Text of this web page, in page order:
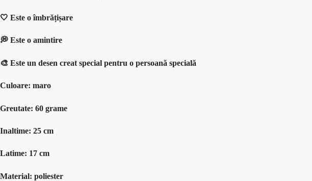
🤍 Este o îmbrățișare
💭 Este o amintire
🎨 Este un desen creat special pentru o persoană specială
Culoare: maro
Greutate: 60 grame
Inaltime: 25 cm
Latime: 17 cm
Material: poliester